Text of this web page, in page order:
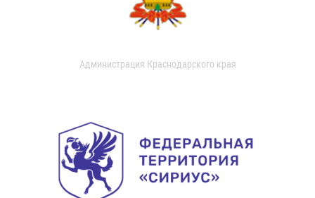
Администрация Краснодарского края